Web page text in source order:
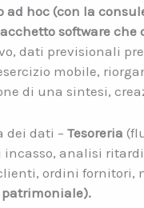
hoc (con la
software
dati previsionali
mobile,
di una sintesi,
dei dati – Tesoreria
analisi
ordini fornitori,